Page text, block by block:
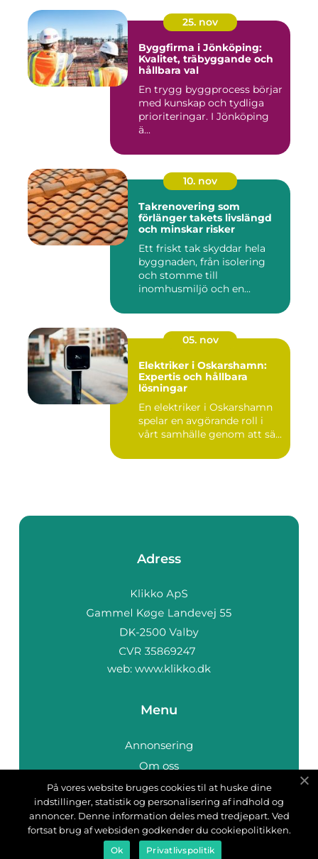
25. nov
Byggfirma i Jönköping:
Kvalitet, träbyggande och
hållbara val
En trygg byggprocess börjar
med kunskap och tydliga
prioriteringar. I Jönköping
ä...
10. nov
Takrenovering som
förlänger takets livslängd
och minskar risker
Ett friskt tak skyddar hela
byggnaden, från isolering
och stomme till
inomhusmiljö och en...
05. nov
Elektriker i Oskarshamn:
Expertis och hållbara
lösningar
En elektriker i Oskarshamn
spelar en avgörande roll i
vårt samhälle genom att sä...
Adress
web: www.klikko.dk
Menu
Annonsering
Om oss
Cookies
Kontakta oss
Sitemap
På vores website bruges cookies til at huske dine
indstillinger, statistik og personalisering af indhold og
annoncer. Denne information deles med tredjepart. Ved
fortsat brug af websiden godkender du cookiepolitikken.
Ok Privatlivspolitik